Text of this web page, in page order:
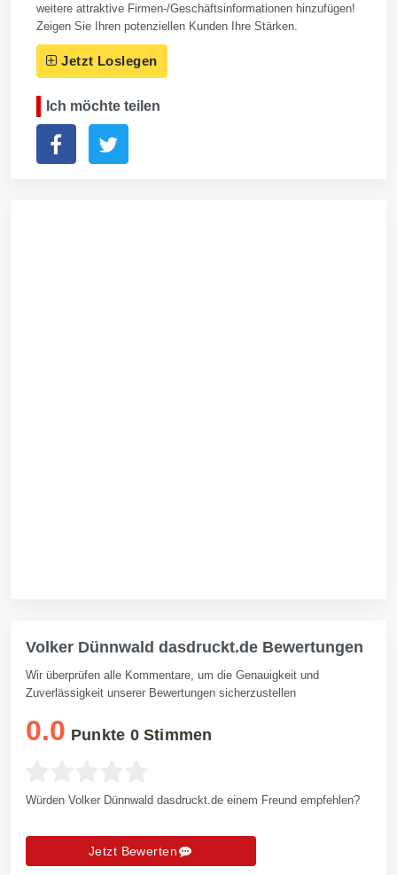
weitere attraktive Firmen-/Geschäftsinformationen hinzufügen!
Zeigen Sie Ihren potenziellen Kunden Ihre Stärken.
Jetzt Loslegen
Ich möchte teilen
Volker Dünnwald dasdruckt.de Bewertungen
Wir überprüfen alle Kommentare, um die Genauigkeit und
Zuverlässigkeit unserer Bewertungen sicherzustellen
0.0 Punkte 0Stimmen
Würden Volker Dünnwald dasdruckt.de einem Freund empfehlen?
Jetzt Bewerten